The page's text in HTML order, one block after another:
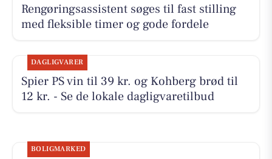
Rengøringsassistent søges til fast stilling
med fleksible timer og gode fordele
DAGLIGVARER
Spier PS vin til 39 kr. og Kohberg brød til
12 kr. - Se de lokale dagligvaretilbud
BOLIGMARKED